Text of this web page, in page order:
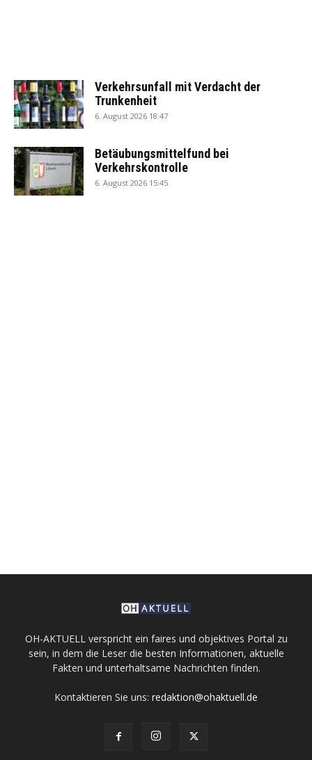
Verkehrsunfall mit Verdacht der
Trunkenheit
6. August 2026 18:47
Betäubungsmittelfund bei
Verkehrskontrolle
6. August 2026 15:45
OH-AKTUELL verspricht ein faires und objektives Portal zu
sein, in dem die Leser die besten Informationen, aktuelle
Fakten und unterhaltsame Nachrichten finden.
Kontaktieren Sie uns: redaktion@ohaktuell.de